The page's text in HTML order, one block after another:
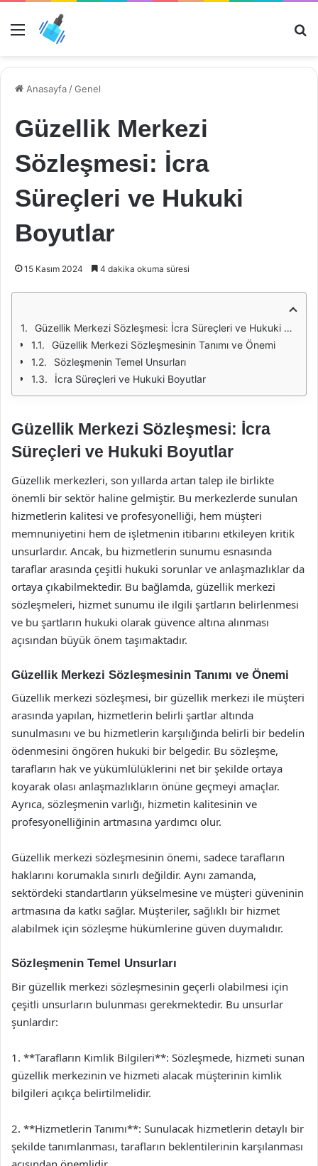
Menü
Anasayfa /Genel
Güzellik Merkezi
Sözleşmesi: İcra
Süreçleri ve Hukuki
Boyutlar
15 Kasım 2024 4 dakika okuma süresi
Güzellik Merkezi Sözleşmesi: İcra Süreçleri ve Hukuki Boyutlar
Güzellik Merkezi Sözleşmesinin Tanımı ve Önemi
Sözleşmenin Temel Unsurları
İcra Süreçleri ve Hukuki Boyutlar
Güzellik Merkezi Sözleşmesi: İcra
Süreçleri ve Hukuki Boyutlar
Güzellik merkezleri, son yıllarda artan talep ile birlikte
önemli bir sektör haline gelmiştir. Bu merkezlerde sunulan
hizmetlerin kalitesi ve profesyonelliği, hem müşteri
memnuniyetini hem de işletmenin itibarını etkileyen kritik
unsurlardır. Ancak, bu hizmetlerin sunumu esnasında
taraflar arasında çeşitli hukuki sorunlar ve anlaşmazlıklar da
ortaya çıkabilmektedir. Bu bağlamda, güzellik merkezi
sözleşmeleri, hizmet sunumu ile ilgili şartların belirlenmesi
ve bu şartların hukuki olarak güvence altına alınması
açısından büyük önem taşımaktadır.
Güzellik Merkezi Sözleşmesinin Tanımı ve Önemi
Güzellik merkezi sözleşmesi, bir güzellik merkezi ile müşteri
arasında yapılan, hizmetlerin belirli şartlar altında
sunulmasını ve bu hizmetlerin karşılığında belirli bir bedelin
ödenmesini öngören hukuki bir belgedir. Bu sözleşme,
tarafların hak ve yükümlülüklerini net bir şekilde ortaya
koyarak olası anlaşmazlıkların önüne geçmeyi amaçlar.
Ayrıca, sözleşmenin varlığı, hizmetin kalitesinin ve
profesyonelliğinin artmasına yardımcı olur.
Güzellik merkezi sözleşmesinin önemi, sadece tarafların
haklarını korumakla sınırlı değildir. Aynı zamanda,
sektördeki standartların yükselmesine ve müşteri güveninin
artmasına da katkı sağlar. Müşteriler, sağlıklı bir hizmet
alabilmek için sözleşme hükümlerine güven duymalıdır.
Sözleşmenin Temel Unsurları
Bir güzellik merkezi sözleşmesinin geçerli olabilmesi için
çeşitli unsurların bulunması gerekmektedir. Bu unsurlar
şunlardır:
1. **Tarafların Kimlik Bilgileri**: Sözleşmede, hizmeti sunan
güzellik merkezinin ve hizmeti alacak müşterinin kimlik
bilgileri açıkça belirtilmelidir.
2. **Hizmetlerin Tanımı**: Sunulacak hizmetlerin detaylı bir
şekilde tanımlanması, tarafların beklentilerinin karşılanması